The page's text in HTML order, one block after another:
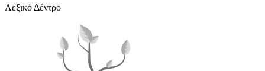
Λεξικό Δέντρο